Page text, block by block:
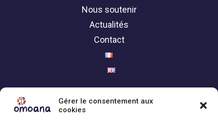
Gérer le consentement aux
cookies
Nous soutenir
Actualités
Contact